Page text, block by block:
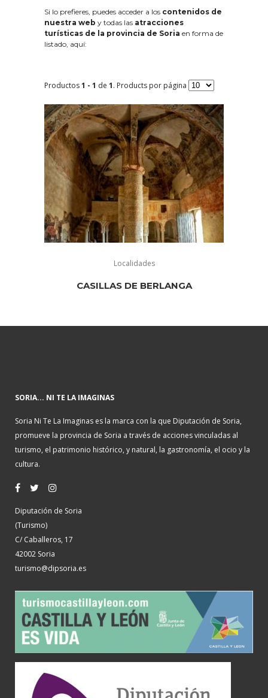
Si lo prefieres, puedes acceder a los contenidos de
nuestra web y todas las atracciones
turísticas de la provincia de Soria en forma de
listado, aquí:
Productos1 - 1 de 1. Products por página
Localidades
CASILLAS DE BERLANGA
SORIA... NI TE LA IMAGINAS
Soria Ni Te La Imaginas es la marca con la que Diputación de Soria,
promueve la provincia de Soria a través de acciones vinculadas al
turismo, el patrimonio histórico, y natural, la gastronomía, el ocio y la
cultura.
Diputación de Soria
(Turismo)
C/ Caballeros, 17
42002 Soria
turismo@dipsoria.es